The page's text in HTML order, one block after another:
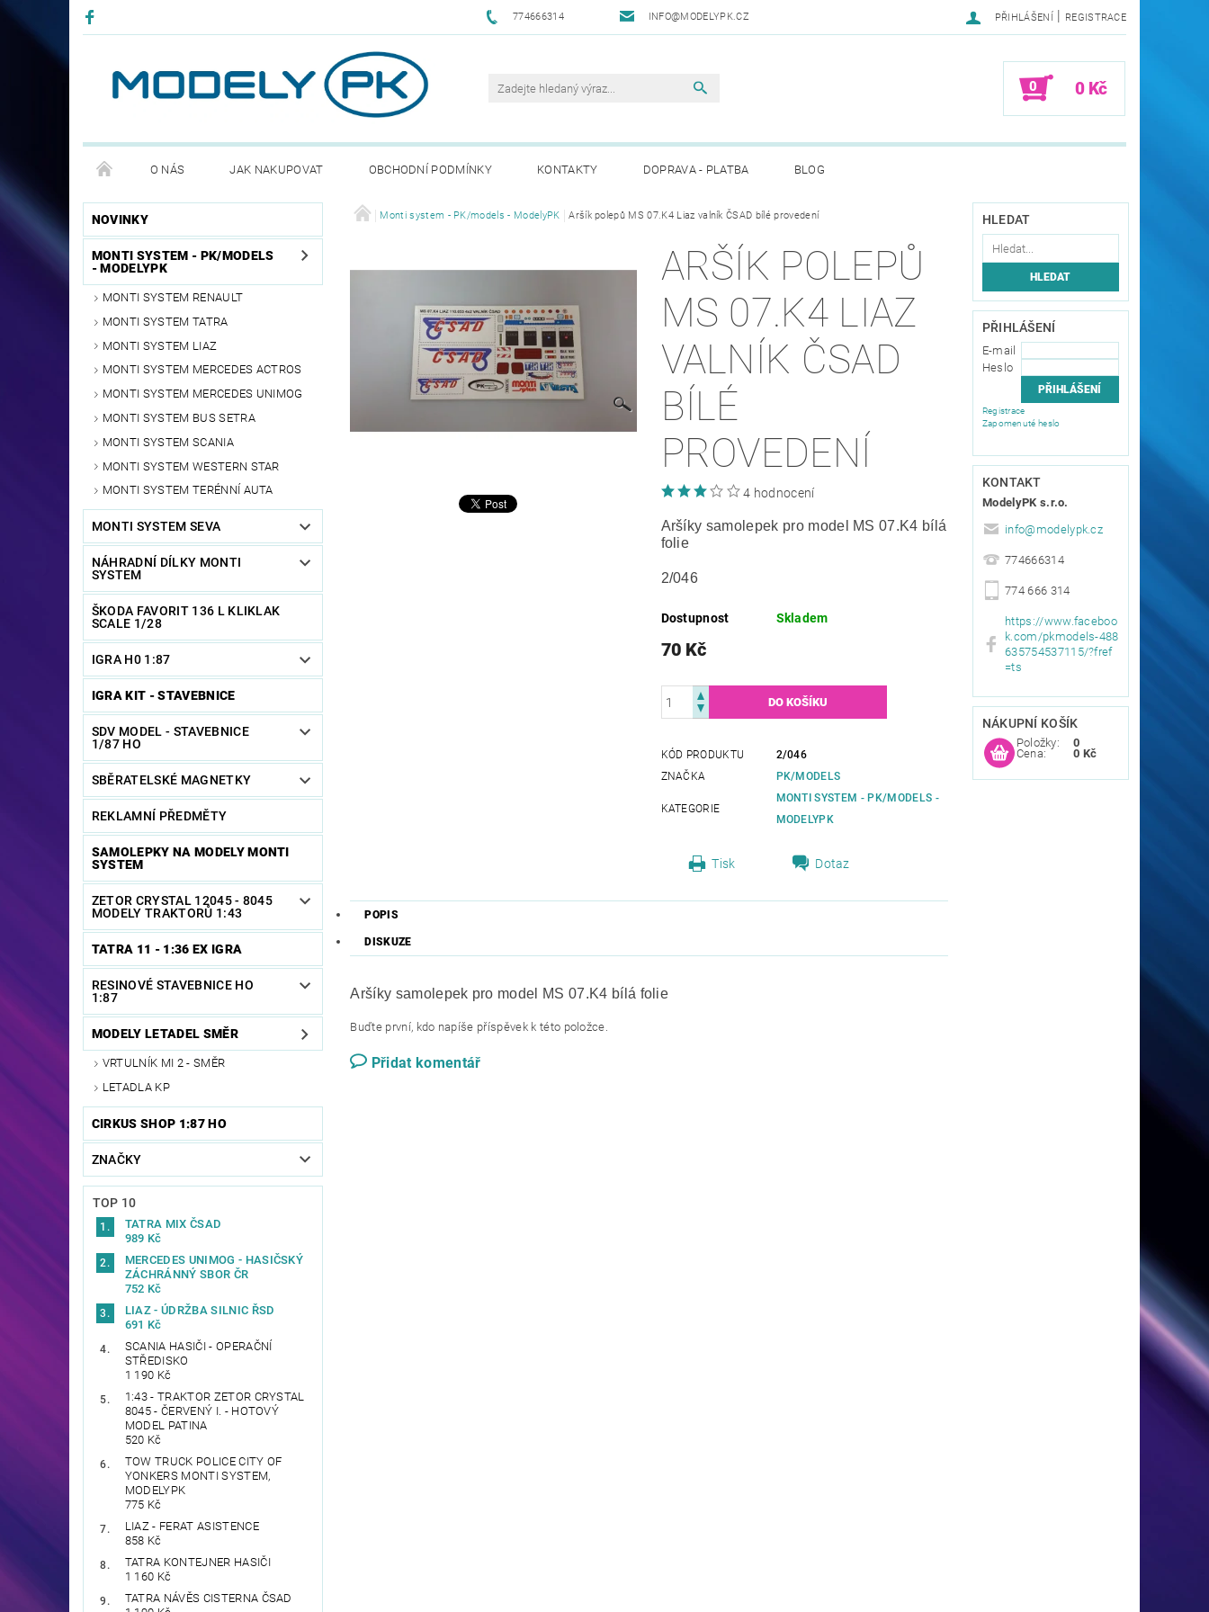
774666314 INFO@MODELYPK.CZ PŘIHLÁŠENÍ | REGISTRACE
0 0 Kč
O NÁS JAK NAKUPOVAT OBCHODNÍ PODMÍNKY KONTAKTY DOPRAVA - PLATBA BLOG
PODMÍNKY OCHRANNY OSOBNÍCH ÚDAJŮ GDPR
NOVINKY
MONTI SYSTEM - PK/MODELS
- MODELYPK
MONTI SYSTEM RENAULT
MONTI SYSTEM TATRA
MONTI SYSTEM LIAZ
MONTI SYSTEM MERCEDES ACTROS
MONTI SYSTEM MERCEDES UNIMOG
MONTI SYSTEM BUS SETRA
MONTI SYSTEM SCANIA
MONTI SYSTEM WESTERN STAR
MONTI SYSTEM TERÉNNÍ AUTA
MONTI SYSTEM SEVA
NÁHRADNÍ DÍLKY MONTI
SYSTEM
ŠKODA FAVORIT 136 L KLIKLAK
SCALE 1/28
IGRA H0 1:87
IGRA KIT - STAVEBNICE
SDV MODEL - STAVEBNICE
1/87 HO
SBĚRATELSKÉ MAGNETKY
REKLAMNÍ PŘEDMĚTY
SAMOLEPKY NA MODELY MONTI
SYSTEM
ZETOR CRYSTAL 12045 - 8045
MODELY TRAKTORŮ 1:43
TATRA 11 - 1:36 EX IGRA
RESINOVÉ STAVEBNICE HO
1:87
MODELY LETADEL SMĚR
VRTULNÍK MI 2 - SMĚR
LETADLA KP
CIRKUS SHOP 1:87 HO
ZNAČKY
TOP 10
TATRA MIX ČSAD
989 Kč
MERCEDES UNIMOG - HASIČSKÝ
ZÁCHRÁNNÝ SBOR ČR
752 Kč
LIAZ - ÚDRŽBA SILNIC ŘSD
691 Kč
SCANIA HASIČI - OPERAČNÍ
STŘEDISKO
1 190 Kč
1:43 - TRAKTOR ZETOR CRYSTAL
8045 - ČERVENÝ I. - HOTOVÝ
MODEL PATINA
520 Kč
TOW TRUCK POLICE CITY OF
YONKERS MONTI SYSTEM,
MODELYPK
775 Kč
LIAZ - FERAT ASISTENCE
858 Kč
TATRA KONTEJNER HASIČI
1 160 Kč
TATRA NÁVĚS CISTERNA ČSAD
Monti system - PK/models - ModelyPK Aršík polepů MS 07.K4 Liaz valník ČSAD bílé provedení
ARŠÍK POLEPŮ
MS 07.K4 LIAZ
VALNÍK ČSAD
BÍLÉ
PROVEDENÍ
4 hodnocení
Aršíky samolepek pro model MS 07.K4 bílá
folie
2/046
Dostupnost Skladem
70 Kč
KÓD PRODUKTU
2/046
ZNAČKA
PK/MODELS
KATEGORIE
MONTI SYSTEM - PK/MODELS -
MODELYPK
Tisk Dotaz
POPIS
DISKUZE
Aršíky samolepek pro model MS 07.K4 bílá folie
Buďte první, kdo napíše příspěvek k této položce.
Přidat komentář
HLEDAT
PŘIHLÁŠENÍ
E-mail
Heslo
Registrace
Zapomenuté heslo
KONTAKT
ModelyPK s.r.o.
info@modelypk.cz
774666314
774 666 314
https://www.faceboo
k.com/pkmodels-488
635754537115/?fref
=ts
NÁKUPNÍ KOŠÍK
Položky:
Cena:
0
0 Kč